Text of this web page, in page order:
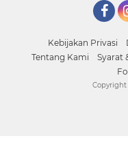
Kebijakan Privasi
Tentang Kami
Syarat